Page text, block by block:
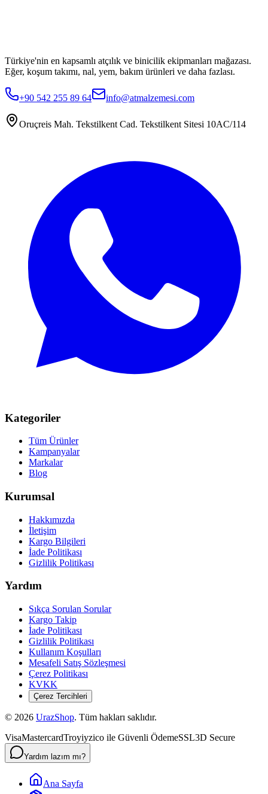
Türkiye'nin en kapsamlı atçılık ve binicilik ekipmanları mağazası.
Eğer, koşum takımı, nal, yem, bakım ürünleri ve daha fazlası.
+90 542 255 89 64 info@atmalzemesi.com
Oruçreis Mah. Tekstilkent Cad. Tekstilkent Sitesi 10AC/114
Kategoriler
Tüm Ürünler
Kampanyalar
Markalar
Blog
Kurumsal
Hakkımızda
İletişim
Kargo Bilgileri
İade Politikası
Gizlilik Politikası
Yardım
Sıkça Sorulan Sorular
Kargo Takip
İade Politikası
Gizlilik Politikası
Kullanım Koşulları
Mesafeli Satış Sözleşmesi
Çerez Politikası
KVKK
Çerez Tercihleri
© 2026 UrazShop. Tüm hakları saklıdır.
VisaMastercardTroyiyzico ile Güvenli ÖdemeSSL3D Secure
Yardım lazım mı?
Ana Sayfa